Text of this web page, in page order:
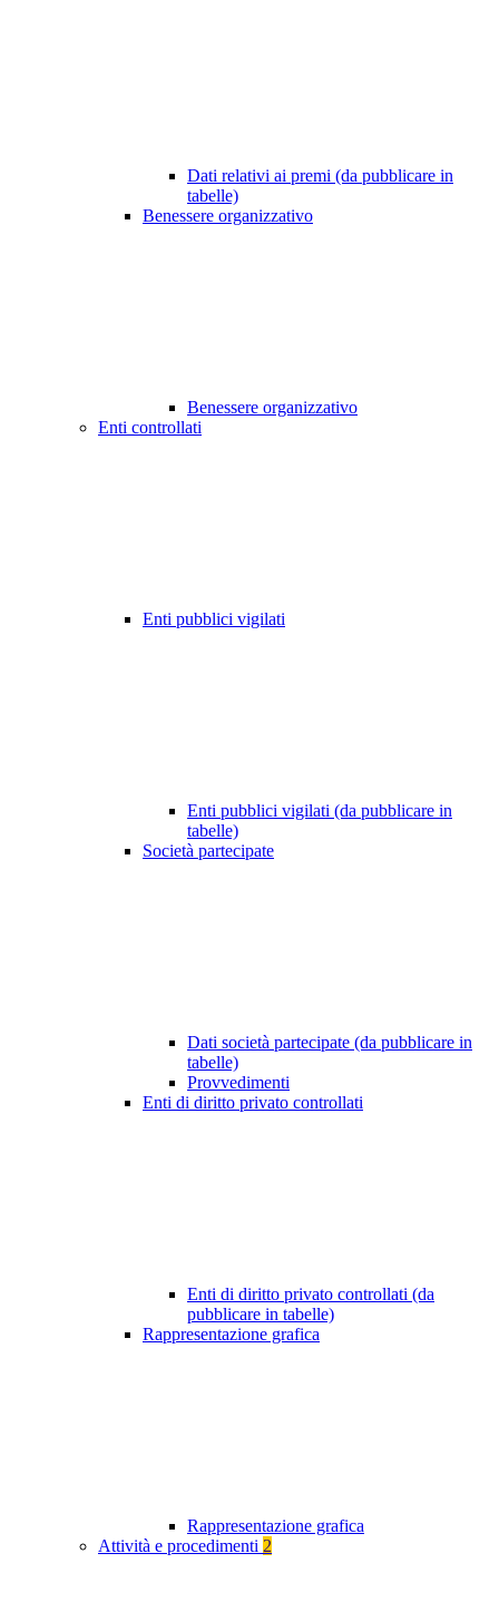
Dati relativi ai premi (da pubblicare in
tabelle)
Benessere organizzativo
Benessere organizzativo
Enti controllati
Enti pubblici vigilati
Enti pubblici vigilati (da pubblicare in
tabelle)
Società partecipate
Dati società partecipate (da pubblicare in
tabelle)
Provvedimenti
Enti di diritto privato controllati
Enti di diritto privato controllati (da
pubblicare in tabelle)
Rappresentazione grafica
Rappresentazione grafica
Attività e procedimenti 2